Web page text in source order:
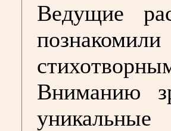
Ведущие
Вниманию